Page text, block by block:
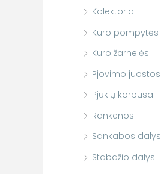
Kolektoriai
Kuro pompytės
Kuro žarnelės
Pjovimo juostos
Pjūklų korpusai
Rankenos
Sankabos dalys
Stabdžio dalys